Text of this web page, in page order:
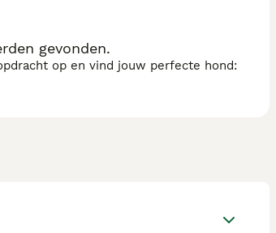
gevonden.
op en vind jouw perfecte hond: